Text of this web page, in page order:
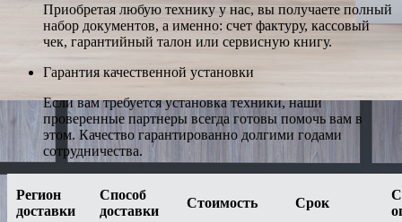
Приобретая любую технику у нас, вы получаете полный
набор документов, а именно: счет фактуру, кассовый
чек, гарантийный талон или сервисную книгу.
Гарантия качественной установки
Если вам требуется установка техники, наши
проверенные партнеры всегда готовы помочь вам в
этом. Качество гарантированно долгими годами
сотрудничества.
Регион
доставки
Способ
доставки
Стоимость Срок